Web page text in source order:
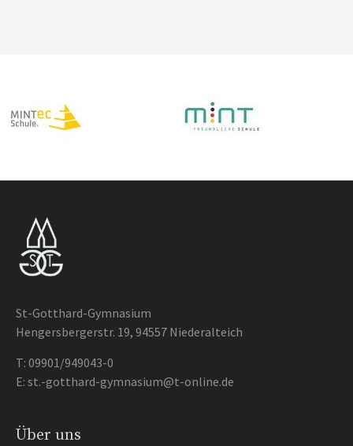
St-Gotthard-Gymnasium
Hengersbergerstr. 19, 94557 Niederalteich
T: 09901/949043-0
E: st.-gotthard-gymnasium@t-online.de
Über uns